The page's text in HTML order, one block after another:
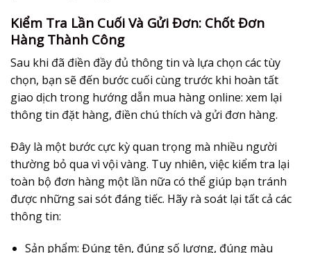
Kiểm Tra Lần Cuối Và Gửi Đơn: Chốt Đơn
Hàng Thành Công
Sau khi đã điền đầy đủ thông tin và lựa chọn các tùy
chọn, bạn sẽ đến bước cuối cùng trước khi hoàn tất
giao dịch trong hướng dẫn mua hàng online: xem lại
thông tin đặt hàng, điền chú thích và gửi đơn hàng.
Đây là một bước cực kỳ quan trọng mà nhiều người
thường bỏ qua vì vội vàng. Tuy nhiên, việc kiểm tra lại
toàn bộ đơn hàng một lần nữa có thể giúp bạn tránh
được những sai sót đáng tiếc. Hãy rà soát lại tất cả các
thông tin:
Sản phẩm: Đúng tên, đúng số lượng, đúng màu